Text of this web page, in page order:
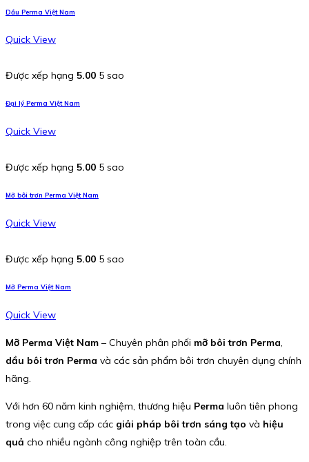
Dầu Perma Việt Nam
Quick View
Được xếp hạng 5.00 5 sao
Đại lý Perma Việt Nam
Quick View
Được xếp hạng 5.00 5 sao
Mỡ bôi trơn Perma Việt Nam
Quick View
Được xếp hạng 5.00 5 sao
Mỡ Perma Việt Nam
Quick View
Mỡ Perma Việt Nam – Chuyên phân phối mỡ bôi trơn Perma
dầu bôi trơn Perma và các sản phẩm bôi trơn chuyên dụng chính
hãng.
Với hơn 60 năm kinh nghiệm, thương hiệu Perma luôn tiên phong
trong việc cung cấp các giải pháp bôi trơn sáng tạo và hiệu
quả cho nhiều ngành công nghiệp trên toàn cầu.